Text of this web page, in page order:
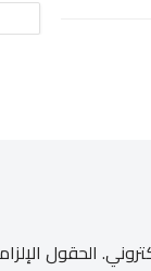
الحقول